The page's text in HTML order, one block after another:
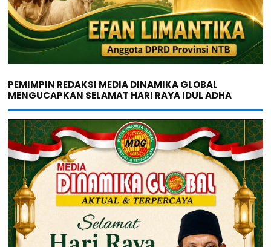
PEMIMPIN REDAKSI MEDIA DINAMIKA GLOBAL
MENGUCAPKAN SELAMAT HARI RAYA IDUL ADHA